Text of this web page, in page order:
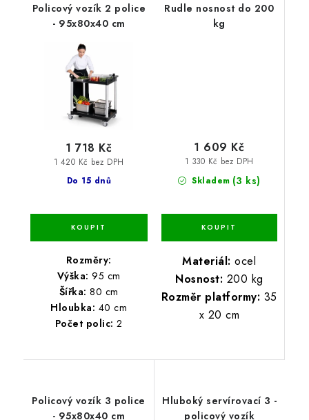
Policový vozík 2 police
- 95x80x40 cm
Do 15 dnů
1 420 Kč bez DPH
1 718 Kč
Rozměry:
Výška: 95 cm
Šířka: 80 cm
Hloubka: 40 cm
Počet polic: 2
Rudle nosnost do 200
kg
Skladem (3 ks)
1 330 Kč bez DPH
1 609 Kč
Materiál: ocel
Nosnost: 200 kg
Rozměr platformy: 35
x 20 cm
Policový vozík 3 police
- 95x80x40 cm
Hluboký servírovací 3 -
policový vozík